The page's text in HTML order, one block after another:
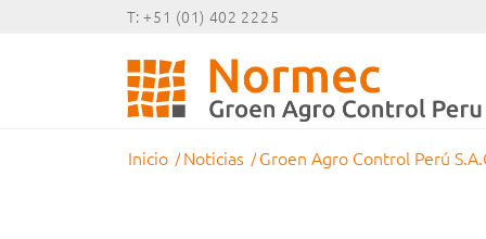
T: +51 (01) 402 2225
Inicio /Noticias /Groen Agro Control Perú